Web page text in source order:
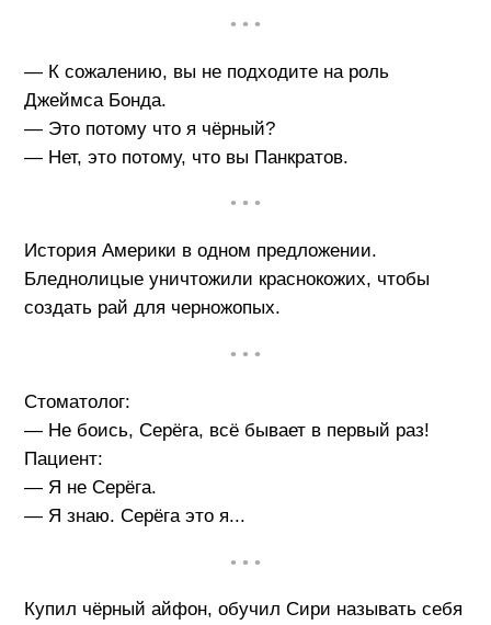
• • •
— К сожалению, вы не подходите на роль
Джеймса Бонда.
— Это потому что я чёрный?
— Нет, это потому, что вы Панкратов.
• • •
История Америки в одном предложении.
Бледнолицые уничтожили краснокожих, чтобы
создать рай для черножопых.
• • •
Стоматолог:
— Не боись, Серёга, всё бывает в первый раз!
Пациент:
— Я не Серёга.
— Я знаю. Серёга это я...
• • •
Купил чёрный айфон, обучил Сири называть себя